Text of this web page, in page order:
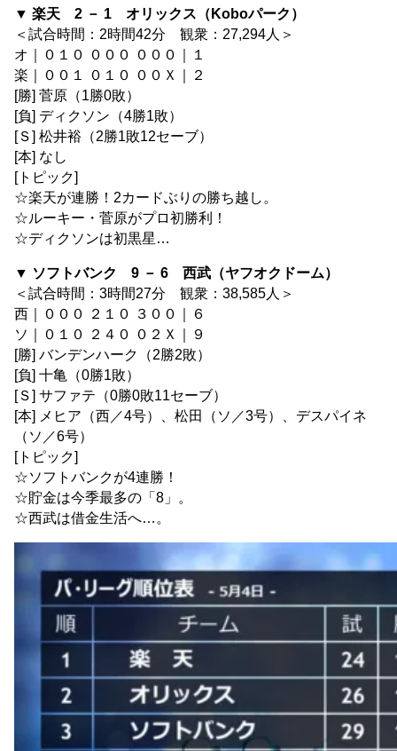
▼ 楽天 2 － 1 オリックス（Koboパーク）
＜試合時間：2時間42分 観衆：27,294人＞
オ｜０１０ ０００ ０００｜１
楽｜００１ ０１０ ００Ｘ｜２
[勝] 菅原（1勝0敗）
[負] ディクソン（4勝1敗）
[Ｓ] 松井裕（2勝1敗12セーブ）
[本] なし
[トピック]
☆楽天が連勝！2カードぶりの勝ち越し。
☆ルーキー・菅原がプロ初勝利！
☆ディクソンは初黒星…
▼ ソフトバンク 9 － 6 西武（ヤフオクドーム）
＜試合時間：3時間27分 観衆：38,585人＞
西｜０００ ２１０ ３００｜６
ソ｜０１０ ２４０ ０２Ｘ｜９
[勝] バンデンハーク（2勝2敗）
[負] 十亀（0勝1敗）
[Ｓ] サファテ（0勝0敗11セーブ）
[本] メヒア（西／4号）、松田（ソ／3号）、デスパイネ
（ソ／6号）
[トピック]
☆ソフトバンクが4連勝！
☆貯金は今季最多の「8」。
☆西武は借金生活へ…。